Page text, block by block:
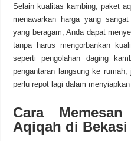
Selain kualitas kambing, paket
menawarkan harga yang
yang beragam, Anda dapat
tanpa harus mengorbankan
seperti pengolahan daging
pengantaran langsung ke
perlu repot lagi dalam
Cara
Aqiqah di